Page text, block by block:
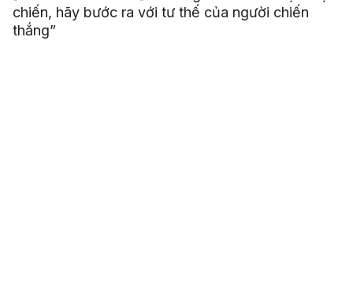
chiến, hãy bước ra với tư thế của người chiến
thắng”